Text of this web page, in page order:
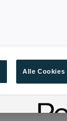
Alle Cookies